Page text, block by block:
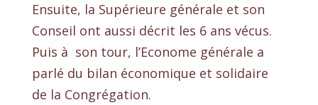
Ensuite, la Supérieure générale et son
Conseil ont aussi décrit les 6 ans vécus.
Puis à son tour, l’Econome générale a
parlé du bilan économique et solidaire
de la Congrégation.